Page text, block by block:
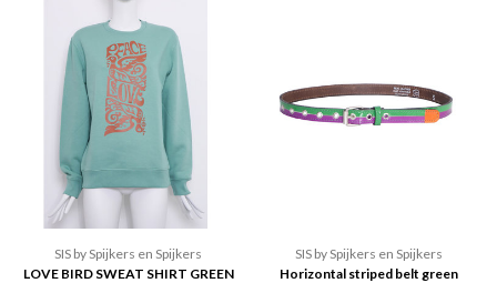
SIS by Spijkers en Spijkers
LOVE BIRD SWEAT SHIRT GREEN
SIS by Spijkers en Spijkers
Horizontal striped belt green